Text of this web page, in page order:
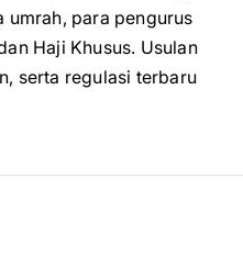
umrah, para pengurus
Haji Khusus. Usulan
serta regulasi terbaru